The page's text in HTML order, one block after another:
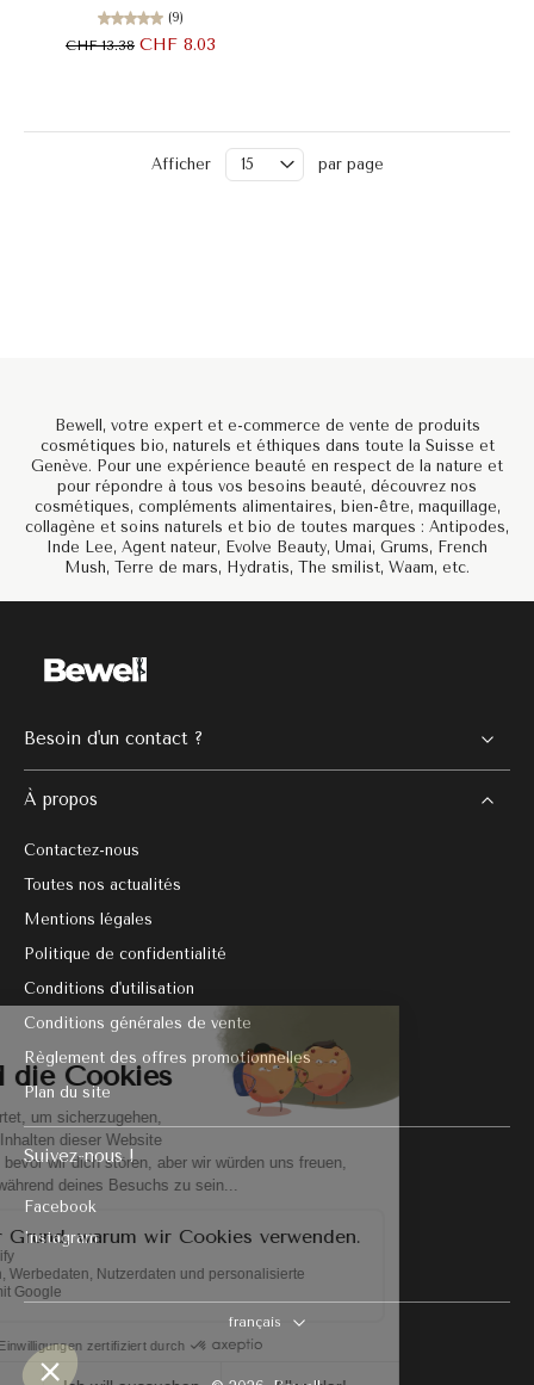
(9)
CHF 13.38 CHF 8.03
Afficher par page
Bewell, votre expert et e-commerce de vente de produits
cosmétiques bio, naturels et éthiques dans toute la Suisse et
Genève. Pour une expérience beauté en respect de la nature et
pour répondre à tous vos besoins beauté, découvrez nos
cosmétiques, compléments alimentaires, bien-être, maquillage,
collagène et soins naturels et bio de toutes marques : Antipodes,
Inde Lee, Agent nateur, Evolve Beauty, Umai, Grums, French
Mush, Terre de mars, Hydratis, The smilist, Waam, etc.
Besoin d'un contact ?
À propos
Contactez-nous
Toutes nos actualités
Mentions légales
Politique de confidentialité
Conditions d'utilisation
Conditions générales de vente
Règlement des offres promotionnelles
Plan du site
Suivez-nous !
Facebook
Instagram
français